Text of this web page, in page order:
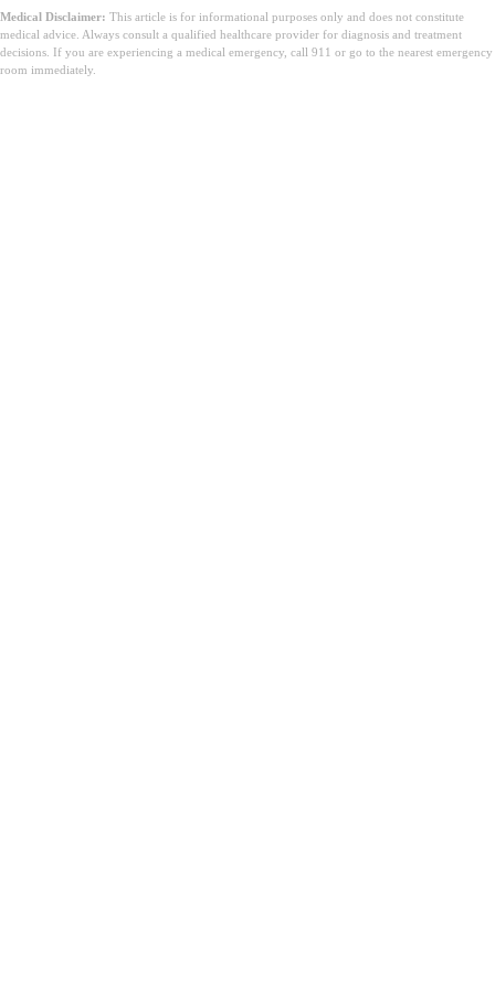
Medical Disclaimer: This article is for informational purposes only and does not constitute
medical advice. Always consult a qualified healthcare provider for diagnosis and treatment
decisions. If you are experiencing a medical emergency, call 911 or go to the nearest emergency
room immediately.